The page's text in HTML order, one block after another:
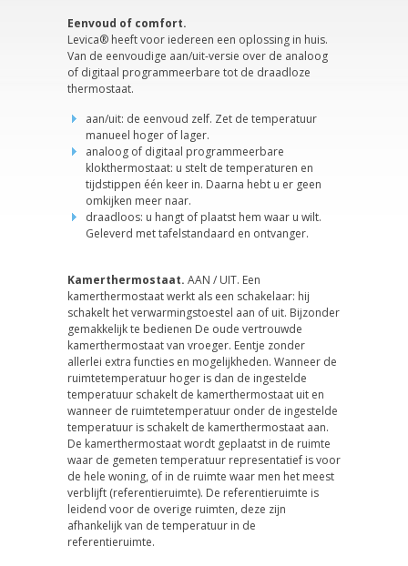
Eenvoud of comfort.
Levica® heeft voor iedereen een oplossing in huis.
Van de eenvoudige aan/uit-versie over de analoog
of digitaal programmeerbare tot de draadloze
thermostaat.
aan/uit: de eenvoud zelf. Zet de temperatuur
manueel hoger of lager.
analoog of digitaal programmeerbare
klokthermostaat: u stelt de temperaturen en
tijdstippen één keer in. Daarna hebt u er geen
omkijken meer naar.
draadloos: u hangt of plaatst hem waar u wilt.
Geleverd met tafelstandaard en ontvanger.
Kamerthermostaat. AAN / UIT. Een
kamerthermostaat werkt als een schakelaar: hij
schakelt het verwarmingstoestel aan of uit. Bijzonder
gemakkelijk te bedienen De oude vertrouwde
kamerthermostaat van vroeger. Eentje zonder
allerlei extra functies en mogelijkheden. Wanneer de
ruimtetemperatuur hoger is dan de ingestelde
temperatuur schakelt de kamerthermostaat uit en
wanneer de ruimtetemperatuur onder de ingestelde
temperatuur is schakelt de kamerthermostaat aan.
De kamerthermostaat wordt geplaatst in de ruimte
waar de gemeten temperatuur representatief is voor
de hele woning, of in de ruimte waar men het meest
verblijft (referentieruimte). De referentieruimte is
leidend voor de overige ruimten, deze zijn
afhankelijk van de temperatuur in de
referentieruimte.